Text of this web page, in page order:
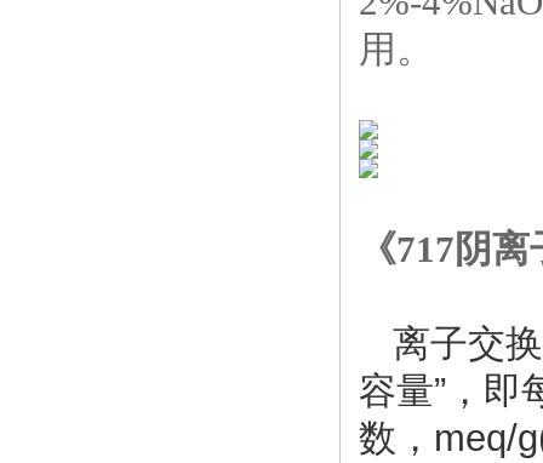
用。
《717阴
离子交
容量”，即
数，meq/